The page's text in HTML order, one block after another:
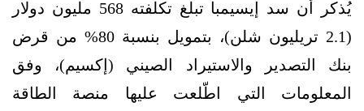
يُذكر أن سد إيسيمبا تبلغ تكلفته 568 مليون دولار
(2.1 تريليون شلن)، بتمويل بنسبة 80% من قرض
بنك التصدير والاستيراد الصيني (إكسيم)، وفق
المعلومات التي اطّلعت عليها منصة الطاقة